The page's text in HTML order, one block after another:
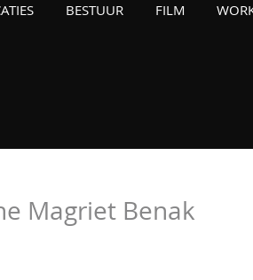
BESTUUR FILM
Magriet Benak